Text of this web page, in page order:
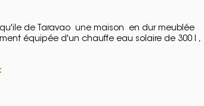
de Taravao une maison en dur meublée
équipée d'un chauffe eau solaire de 300 l ,